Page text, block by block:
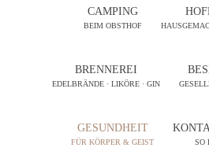
CAMPING
BEIM OBSTHOF
BRENNEREI
EDELBRÄNDE · LIKÖRE · GIN
GESUNDHEIT
FÜR KÖRPER & GEIST SO